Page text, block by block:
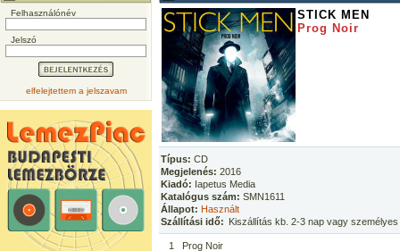
Felhasználónév
Jelszó
elfelejtettem a jelszavam
STICK MEN
Prog Noir
Típus: CD
Megjelenés: 2016
Kiadó: Iapetus Media
Katalógus szám: SMN1611
Állapot: Használt
Szállítási idő: Kiszállítás kb. 2-3 nap vagy
1
Prog Noir